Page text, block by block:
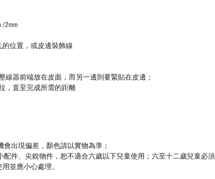
/2mm
的位置，或皮邊裝飾線
線器前端放在皮面，而另一邊則要緊貼在皮邊；
，直至完成所需的距離
會出現偏差，顏色請以實物為準；
配件、尖銳物件，恕不適合六歲以下兒童使用；六至十二歲兒童必須
並應小心處理。